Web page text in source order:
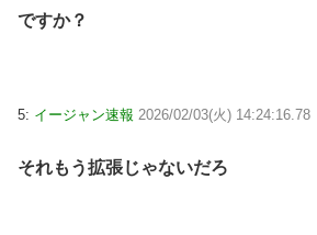
ですか？
5: イージャン速報 2026/02/03(火) 14:24:16.78
それもう拡張じゃないだろ